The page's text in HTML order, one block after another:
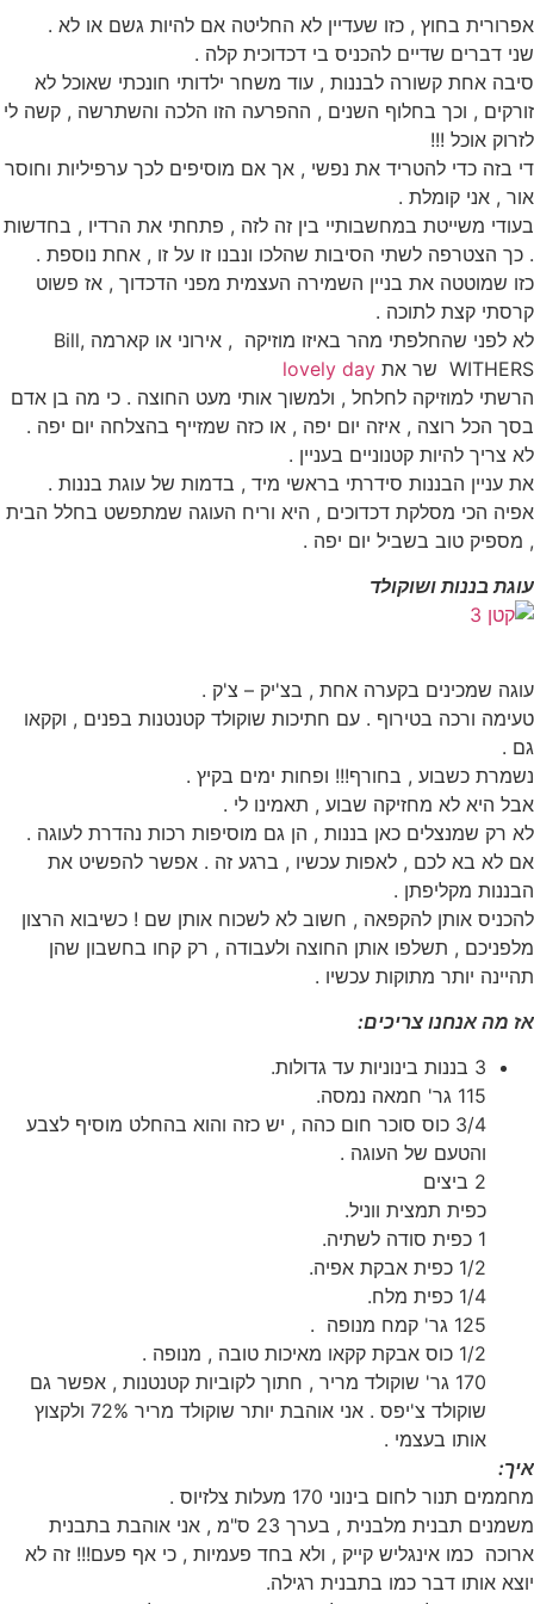
אפרורית בחוץ , כזו שעדיין לא החליטה אם להיות גשם או לא .
שני דברים שדיים להכניס בי דכדוכית קלה .
סיבה אחת קשורה לבננות , עוד משחר ילדותי חונכתי שאוכל לא
זורקים , וכך בחלוף השנים , ההפרעה הזו הלכה והשתרשה , קשה לי
לזרוק אוכל !!!
די בזה כדי להטריד את נפשי , אך אם מוסיפים לכך ערפיליות וחוסר
אור , אני קומלת .
בעודי משייטת במחשבותיי בין זה לזה , פתחתי את הרדיו , בחדשות
. כך הצטרפה לשתי הסיבות שהלכו ונבנו זו על זו , אחת נוספת .
כזו שמוטטה את בניין השמירה העצמית מפני הדכדוך , אז פשוט
קרסתי קצת לתוכה .
לא לפני שהחלפתי מהר באיזו מוזיקה , אירוני או קארמה ,Bill
WITHERS שר את
lovely day
הרשתי למוזיקה לחלחל , ולמשוך אותי מעט החוצה . כי מה בן אדם
בסך הכל רוצה , איזה יום יפה , או כזה שמזייף בהצלחה יום יפה .
לא צריך להיות קטנוניים בעניין .
את עניין הבננות סידרתי בראשי מיד , בדמות של עוגת בננות .
אפיה הכי מסלקת דכדוכים , היא וריח העוגה שמתפשט בחלל הבית
, מספיק טוב בשביל יום יפה .
עוגת בננות ושוקולד
עוגה שמכינים בקערה אחת , בצ'יק – צ'ק .
טעימה ורכה בטירוף . עם חתיכות שוקולד קטנטנות בפנים , וקקאו
גם .
נשמרת כשבוע , בחורף!!! ופחות ימים בקיץ .
אבל היא לא מחזיקה שבוע , תאמינו לי .
לא רק שמנצלים כאן בננות , הן גם מוסיפות רכות נהדרת לעוגה .
אם לא בא לכם , לאפות עכשיו , ברגע זה . אפשר להפשיט את
הבננות מקליפתן .
להכניס אותן להקפאה , חשוב לא לשכוח אותן שם ! כשיבוא הרצון
מלפניכם , תשלפו אותן החוצה ולעבודה , רק קחו בחשבון שהן
תהיינה יותר מתוקות עכשיו .
אז מה אנחנו צריכים:
3 בננות בינוניות עד גדולות.
115 גר' חמאה נמסה.
3/4 כוס סוכר חום כהה , יש כזה והוא בהחלט מוסיף לצבע
והטעם של העוגה .
2 ביצים
כפית תמצית ווניל.
1 כפית סודה לשתיה.
1/2 כפית אבקת אפיה.
1/4 כפית מלח.
125 גר' קמח מנופה .
1/2 כוס אבקת קקאו מאיכות טובה , מנופה .
170 גר' שוקולד מריר , חתוך לקוביות קטנטנות , אפשר גם
שוקולד צ'יפס . אני אוהבת יותר שוקולד מריר 72% ולקצוץ
אותו בעצמי .
איך:
מחממים תנור לחום בינוני 170 מעלות צלזיוס .
משמנים תבנית מלבנית , בערך 23 ס"מ , אני אוהבת בתבנית
ארוכה כמו אינגליש קייק , ולא בחד פעמיות , כי אף פעם!!! זה לא
יוצא אותו דבר כמו בתבנית רגילה.